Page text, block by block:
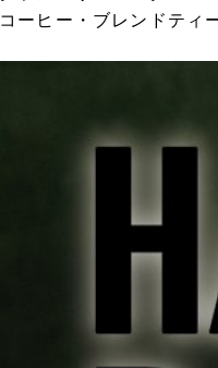
コーヒー・ブレンドティ